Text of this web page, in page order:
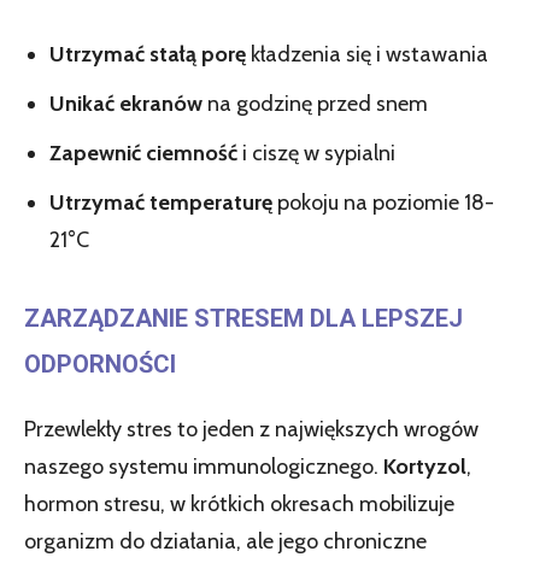
Utrzymać stałą porę kładzenia się i wstawania
Unikać ekranów na godzinę przed snem
Zapewnić ciemność i ciszę w sypialni
Utrzymać temperaturę pokoju na poziomie 18-
21°C
ZARZĄDZANIE STRESEM DLA LEPSZEJ
ODPORNOŚCI
Przewlekły stres to jeden z największych wrogów
naszego systemu immunologicznego. Kortyzol,
hormon stresu, w krótkich okresach mobilizuje
organizm do działania, ale jego chroniczne